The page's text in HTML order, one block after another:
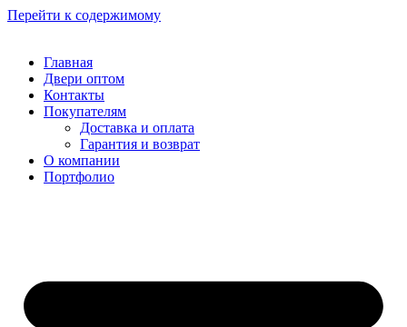
Перейти к содержимому
Главная
Двери оптом
Контакты
Покупателям
Доставка и оплата
Гарантия и возврат
О компании
Портфолио